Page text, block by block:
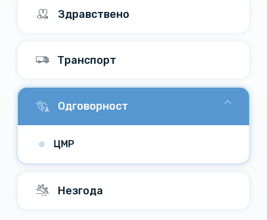
Здравствено
Транспорт
Одговорност
ЦМР
Незгода